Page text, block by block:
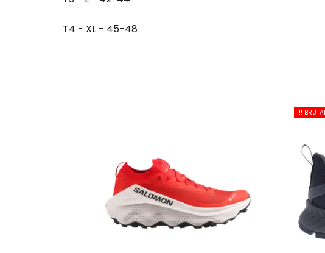
T4 - XL - 45-48
!!